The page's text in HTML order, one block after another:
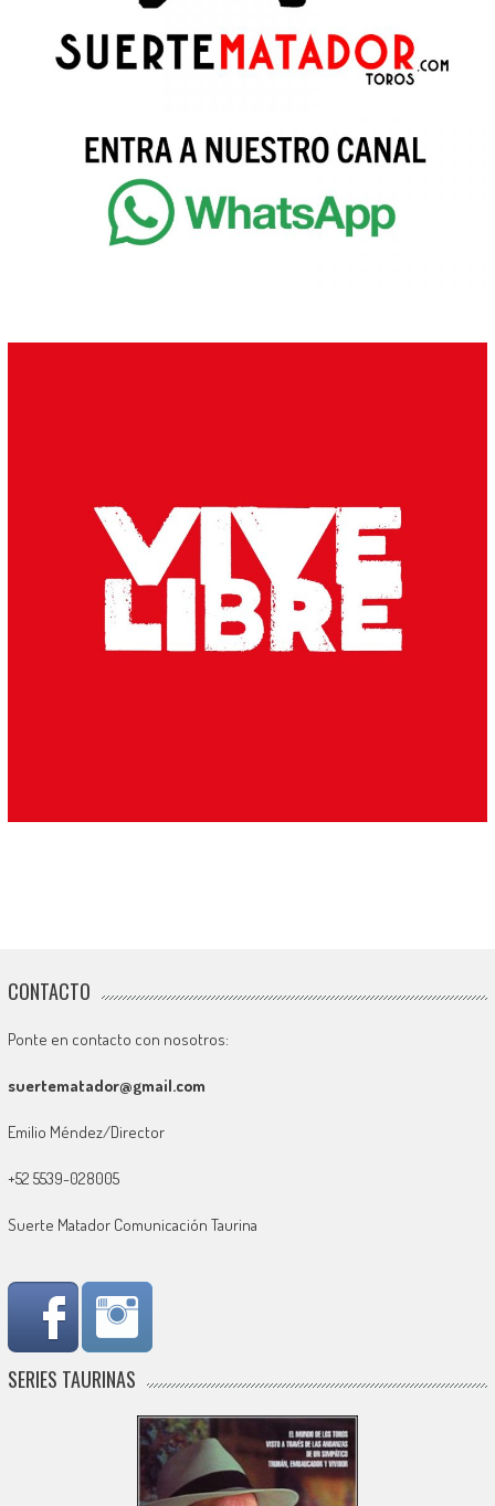
CONTACTO
Ponte en contacto con nosotros:
suertematador@gmail.com
Emilio Méndez/Director
+52 5539-028005
Suerte Matador Comunicación Taurina
SERIES TAURINAS